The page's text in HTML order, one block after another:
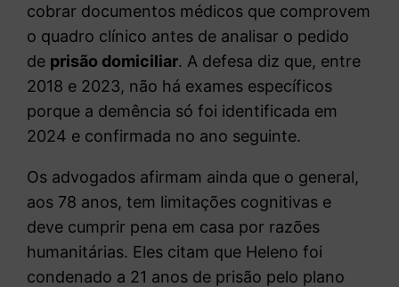
cobrar documentos médicos que comprovem
o quadro clínico antes de analisar o pedido
de prisão domiciliar. A defesa diz que, entre
2018 e 2023, não há exames específicos
porque a demência só foi identificada em
2024 e confirmada no ano seguinte.
Os advogados afirmam ainda que o general,
aos 78 anos, tem limitações cognitivas e
deve cumprir pena em casa por razões
humanitárias. Eles citam que Heleno foi
condenado a 21 anos de prisão pelo plano